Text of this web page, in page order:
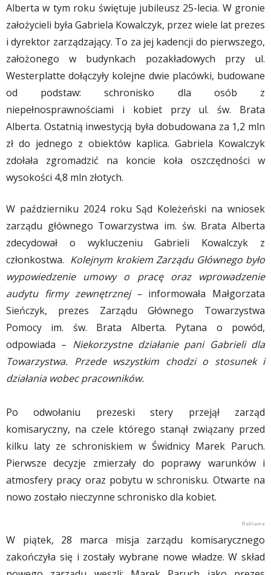
Alberta w tym roku świętuje jubileusz 25-lecia. W gronie
założycieli była Gabriela Kowalczyk, przez wiele lat prezes
i dyrektor zarządzający. To za jej kadencji do pierwszego,
założonego w budynkach pozakładowych przy ul.
Westerplatte dołączyły kolejne dwie placówki, budowane
od podstaw: schronisko dla osób z
niepełnosprawnościami i kobiet przy ul. św. Brata
Alberta. Ostatnią inwestycją była dobudowana za 1,2 mln
zł do jednego z obiektów kaplica. Gabriela Kowalczyk
zdołała zgromadzić na koncie koła oszczędności w
wysokości 4,8 mln złotych.
W październiku 2024 roku Sąd Koleżeński na wniosek
zarządu głównego Towarzystwa im. św. Brata Alberta
zdecydował o wykluczeniu Gabrieli Kowalczyk z
członkostwa. Kolejnym krokiem Zarządu Głównego było
wypowiedzenie umowy o pracę oraz wprowadzenie
audytu firmy zewnętrznej – informowała Małgorzata
Sieńczyk, prezes Zarządu Głównego Towarzystwa
Pomocy im. św. Brata Alberta. Pytana o powód,
odpowiada – Niekorzystne działanie pani Gabrieli dla
Towarzystwa. Przede wszystkim chodzi o stosunek i
działania wobec pracowników.
Po odwołaniu prezeski stery przejął zarząd
komisaryczny, na czele którego stanął związany przed
kilku laty ze schroniskiem w Świdnicy Marek Paruch.
Pierwsze decyzje zmierzały do poprawy warunków i
atmosfery pracy oraz pobytu w schronisku. Otwarte na
nowo zostało nieczynne schronisko dla kobiet.
W piątek, 28 marca misja zarządu komisarycznego
zakończyła się i zostały wybrane nowe władze.W skład